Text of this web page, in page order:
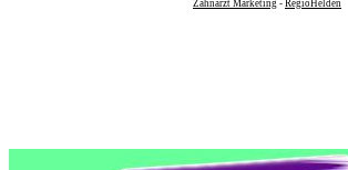
Zahnarzt Marketing - RegioHelden